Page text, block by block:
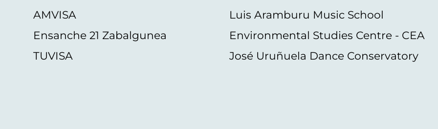
AMVISA
Ensanche 21 Zabalgunea
TUVISA
Luis Aramburu Music School
Environmental Studies Centre - CEA
José Uruñuela Dance Conservatory